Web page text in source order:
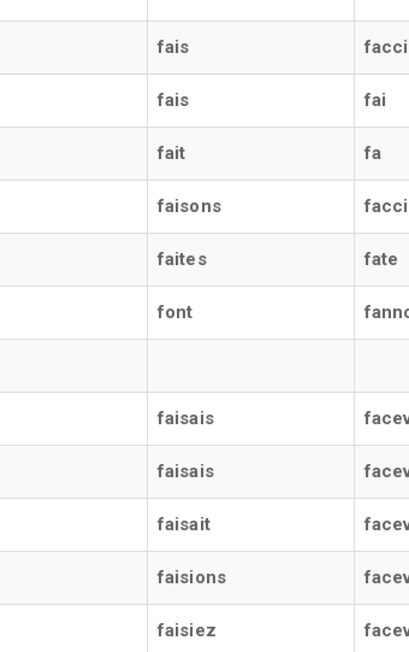
fais
fais fai
fait fa
faisons
faites fate
font
faisais
faisais
faisait
faisions
faisiez